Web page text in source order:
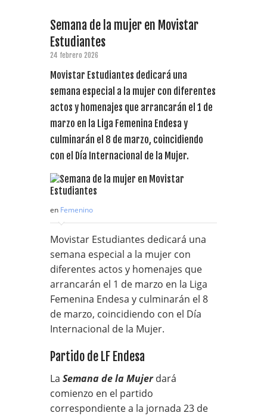
Semana de la mujer en Movistar
Estudiantes
24 febrero 2026
Movistar Estudiantes dedicará una
semana especial a la mujer con diferentes
actos y homenajes que arrancarán el 1 de
marzo en la Liga Femenina Endesa y
culminarán el 8 de marzo, coincidiendo
con el Día Internacional de la Mujer.
en Femenino
Movistar Estudiantes dedicará una
semana especial a la mujer con
diferentes actos y homenajes que
arrancarán el 1 de marzo en la Liga
Femenina Endesa y culminarán el 8
de marzo, coincidiendo con el Día
Internacional de la Mujer.
Partido de LF Endesa
La Semana de la Mujerdará
comienzo en el partido
correspondiente a la jornada 23 de